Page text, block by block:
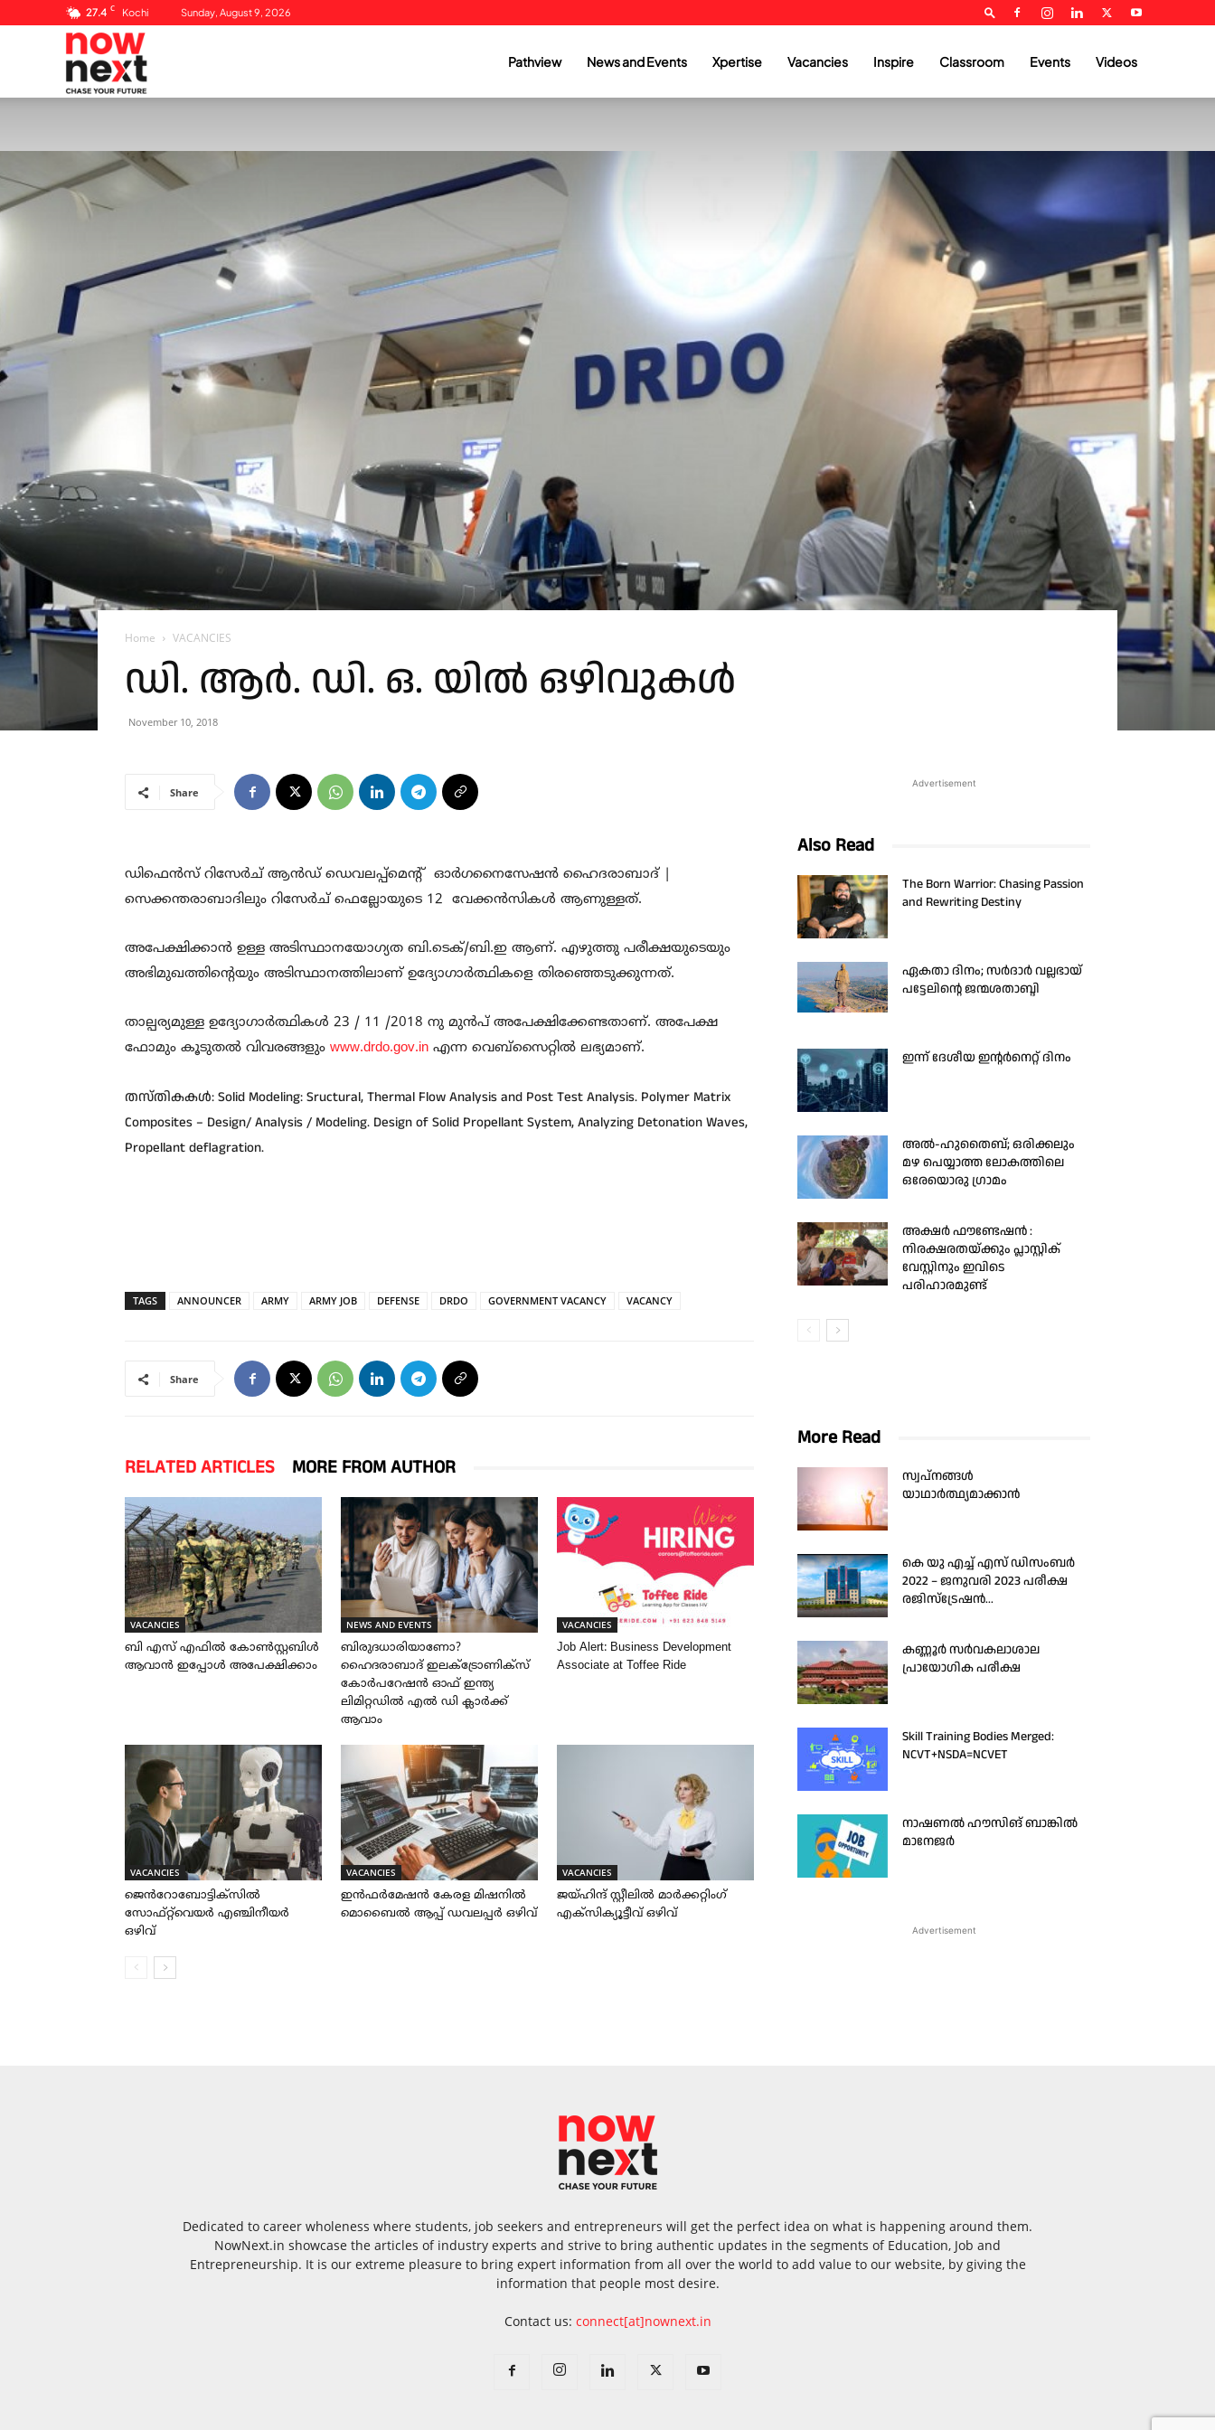
27.4 C Kochi Sunday, August 9, 2026
Pathview News and Events Xpertise Vacancies Inspire Classroom Events Videos
Home VACANCIES
ഡി. ആർ. ഡി. ഒ. യിൽ ഒഴിവുകൾ
November 10, 2018
Share
ഡിഫെൻസ് റിസേർച് ആൻഡ് ഡെവലപ്പ്മെന്റ് ഓർഗനൈസേഷൻ ഹൈദരാബാദ് |
സെക്കന്തരാബാദിലും റിസേർച് ഫെല്ലോയുടെ 12 വേക്കൻസികൾ ആണുള്ളത്.
അപേക്ഷിക്കാൻ ഉള്ള അടിസ്ഥാനയോഗ്യത ബി.ടെക്/ബി.ഇ ആണ്. എഴുത്തു പരീക്ഷയുടെയും
അഭിമുഖത്തിന്റെയും അടിസ്ഥാനത്തിലാണ് ഉദ്യോഗാർത്ഥികളെ തിരഞ്ഞെടുക്കുന്നത്.
താല്പര്യമുള്ള ഉദ്യോഗാർത്ഥികൾ 23 / 11 /2018 നു മുൻപ് അപേക്ഷിക്കേണ്ടതാണ്. അപേക്ഷ
ഫോമും കൂടുതൽ വിവരങ്ങളും www.drdo.gov.in എന്ന വെബ്‌സൈറ്റിൽ ലഭ്യമാണ്.
തസ്തികകൾ: Solid Modeling: Sructural, Thermal Flow Analysis and Post Test Analysis. Polymer Matrix
Composites – Design/ Analysis / Modeling. Design of Solid Propellant System, Analyzing Detonation Waves,
Propellant deflagration.
TAGS ANNOUNCER ARMY ARMY JOB DEFENSE DRDO GOVERNMENT VACANCY VACANCY
Share
RELATED ARTICLES MORE FROM AUTHOR
VACANCIES
ബി എസ് എഫിൽ കോൺസ്റ്റബിൾ
ആവാൻ ഇപ്പോൾ അപേക്ഷിക്കാം
NEWS AND EVENTS
ബിരുദധാരിയാണോ?
ഹൈദരാബാദ് ഇലക്ട്രോണിക്സ്
കോർപറേഷൻ ഓഫ് ഇന്ത്യ
ലിമിറ്റഡിൽ എൽ ഡി ക്ലാർക്ക്
ആവാം
VACANCIES
Job Alert: Business Development
Associate at Toffee Ride
VACANCIES
ജെൻറോബോട്ടിക്സിൽ
സോഫ്റ്റ്‌വെയർ എഞ്ചിനീയർ
ഒഴിവ്
VACANCIES
ഇൻഫർമേഷൻ കേരള മിഷനിൽ
മൊബൈൽ ആപ്പ് ഡവലപ്പർ ഒഴിവ്
VACANCIES
ജയ്‌ഹിന്ദ്‌ സ്റ്റീലിൽ മാർക്കറ്റിംഗ്
എക്സിക്യൂട്ടീവ് ഒഴിവ്
Advertisement
Also Read
The Born Warrior: Chasing Passion
and Rewriting Destiny
ഏകതാ ദിനം; സർദാർ വല്ലഭായ്
പട്ടേലിന്റെ ജന്മശതാബ്ദി
ഇന്ന് ദേശീയ ഇന്റർനെറ്റ് ദിനം
അൽ-ഹുതൈബ്; ഒരിക്കലും
മഴ പെയ്യാത്ത ലോകത്തിലെ
ഒരേയൊരു ഗ്രാമം
അക്ഷർ ഫൗണ്ടേഷൻ :
നിരക്ഷരതയ്ക്കും പ്ലാസ്റ്റിക്
വേസ്റ്റിനും ഇവിടെ
പരിഹാരമുണ്ട്
More Read
സ്വപ്നങ്ങള്‍
യാഥാര്‍ത്ഥ്യമാക്കാന്‍
കെ യു എച്ച് എസ് ഡിസംബർ
2022 – ജനുവരി 2023 പരീക്ഷ
രജിസ്‌ട്രേഷൻ...
കണ്ണൂർ സർവകലാശാല
പ്രായോഗിക പരീക്ഷ
Skill Training Bodies Merged:
NCVT+NSDA=NCVET
നാഷണൽ ഹൗസിങ് ബാങ്കിൽ
മാനേജർ
Advertisement
Dedicated to career wholeness where students, job seekers and entrepreneurs will get the perfect idea on what is happening around them.
NowNext.in showcase the articles of industry experts and strive to bring authentic updates in the segments of Education, Job and
Entrepreneurship. It is our extreme pleasure to bring expert information from all over the world to add value to our website, by giving the
information that people most desire.
Contact us: connect[at]nownext.in